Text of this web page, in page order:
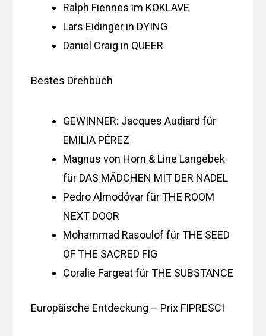
Ralph Fiennes im KOKLAVE
Lars Eidinger in DYING
Daniel Craig in QUEER
Bestes Drehbuch
GEWINNER: Jacques Audiard für
EMILIA PÉREZ
Magnus von Horn & Line Langebek
für DAS MÄDCHEN MIT DER NADEL
Pedro Almodóvar für THE ROOM
NEXT DOOR
Mohammad Rasoulof für THE SEED
OF THE SACRED FIG
Coralie Fargeat für THE SUBSTANCE
Europäische Entdeckung – Prix FIPRESCI